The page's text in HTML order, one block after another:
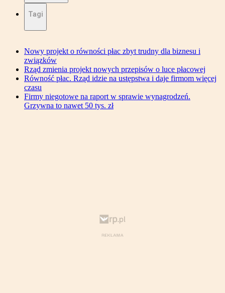
Tagi
Nowy projekt o równości płac zbyt trudny dla biznesu i
związków
Rząd zmienia projekt nowych przepisów o luce płacowej
Równość płac. Rząd idzie na ustępstwa i daje firmom więcej
czasu
Firmy niegotowe na raport w sprawie wynagrodzeń.
Grzywna to nawet 50 tys. zł